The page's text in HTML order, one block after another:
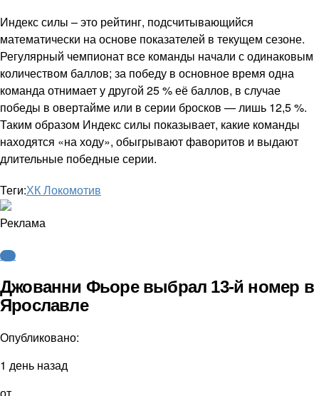
Индекс силы – это рейтинг, подсчитывающийся
математически на основе показателей в текущем сезоне.
Регулярный чемпионат все команды начали с одинаковым
количеством баллов; за победу в основное время одна
команда отнимает у другой 25 % её баллов, в случае
победы в овертайме или в серии бросков — лишь 12,5 %.
Таким образом Индекс силы показывает, какие команды
находятся «на ходу», обыгрывают фаворитов и выдают
длительные победные серии.
Теги:ХК Локомотив
Реклама
КХЛ
Джованни Фьоре выбрал 13-й номер в
Ярославле
Опубликовано:
1 день назад
от